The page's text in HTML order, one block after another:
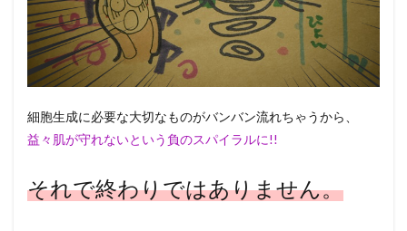
細胞生成に必要な大切なものがバンバン流れちゃうから、
益々肌が守れないという負のスパイラルに!!
それで終わりではありません。